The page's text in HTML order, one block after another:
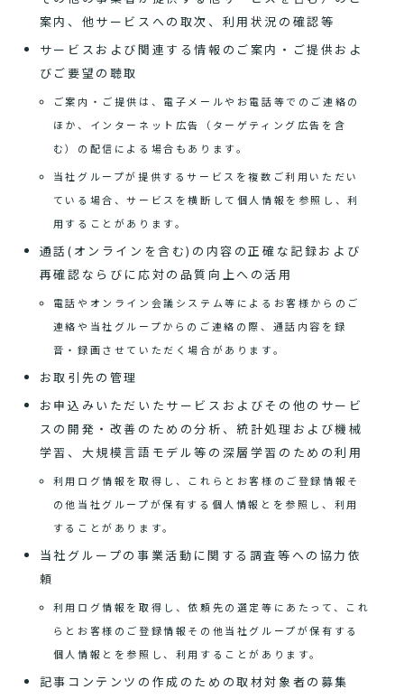
案内、他サービスへの取次、利用状況の確認等
サービスおよび関連する情報のご案内・ご提供およ
びご要望の聴取
ご案内・ご提供は、電子メールやお電話等でのご連絡の
ほか、インターネット広告（ターゲティング広告を含
む）の配信による場合もあります。
当社グループが提供するサービスを複数ご利用いただい
ている場合、サービスを横断して個人情報を参照し、利
用することがあります。
通話(オンラインを含む)の内容の正確な記録および
再確認ならびに応対の品質向上への活用
電話やオンライン会議システム等によるお客様からのご
連絡や当社グループからのご連絡の際、通話内容を録
音・録画させていただく場合があります。
お取引先の管理
お申込みいただいたサービスおよびその他のサービ
スの開発・改善のための分析、統計処理および機械
学習、大規模言語モデル等の深層学習のための利用
利用ログ情報を取得し、これらとお客様のご登録情報そ
の他当社グループが保有する個人情報とを参照し、利用
することがあります。
当社グループの事業活動に関する調査等への協力依
頼
利用ログ情報を取得し、依頼先の選定等にあたって、これ
らとお客様のご登録情報その他当社グループが保有する
個人情報とを参照し、利用することがあります。
記事コンテンツの作成のための取材対象者の募集